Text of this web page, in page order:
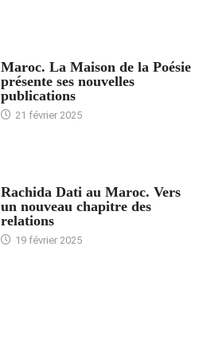
Maroc. La Maison de la Poésie
présente ses nouvelles
publications
21 février 2025
Rachida Dati au Maroc. Vers
un nouveau chapitre des
relations
19 février 2025